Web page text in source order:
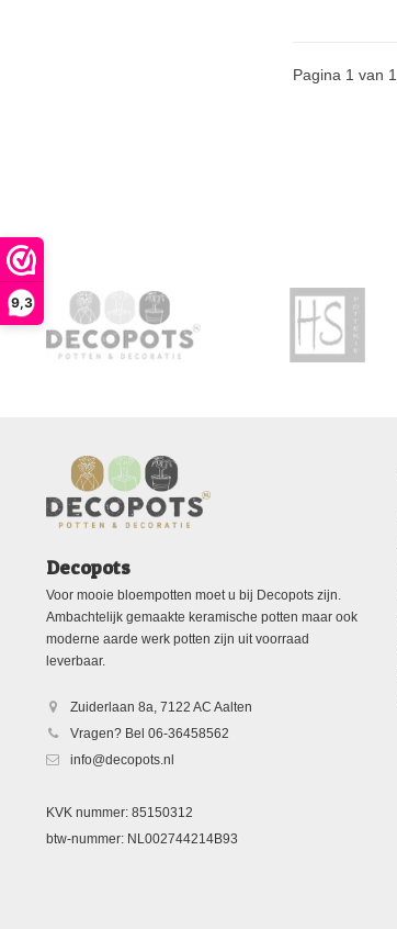
9,3
Pagina 1 van 1
Decopots
Voor mooie bloempotten moet u bij Decopots zijn.
Ambachtelijk gemaakte keramische potten maar ook
moderne aarde werk potten zijn uit voorraad
leverbaar.
Zuiderlaan 8a, 7122 AC Aalten
Vragen? Bel 06-36458562
info@decopots.nl
KVK nummer: 85150312
btw-nummer: NL002744214B93